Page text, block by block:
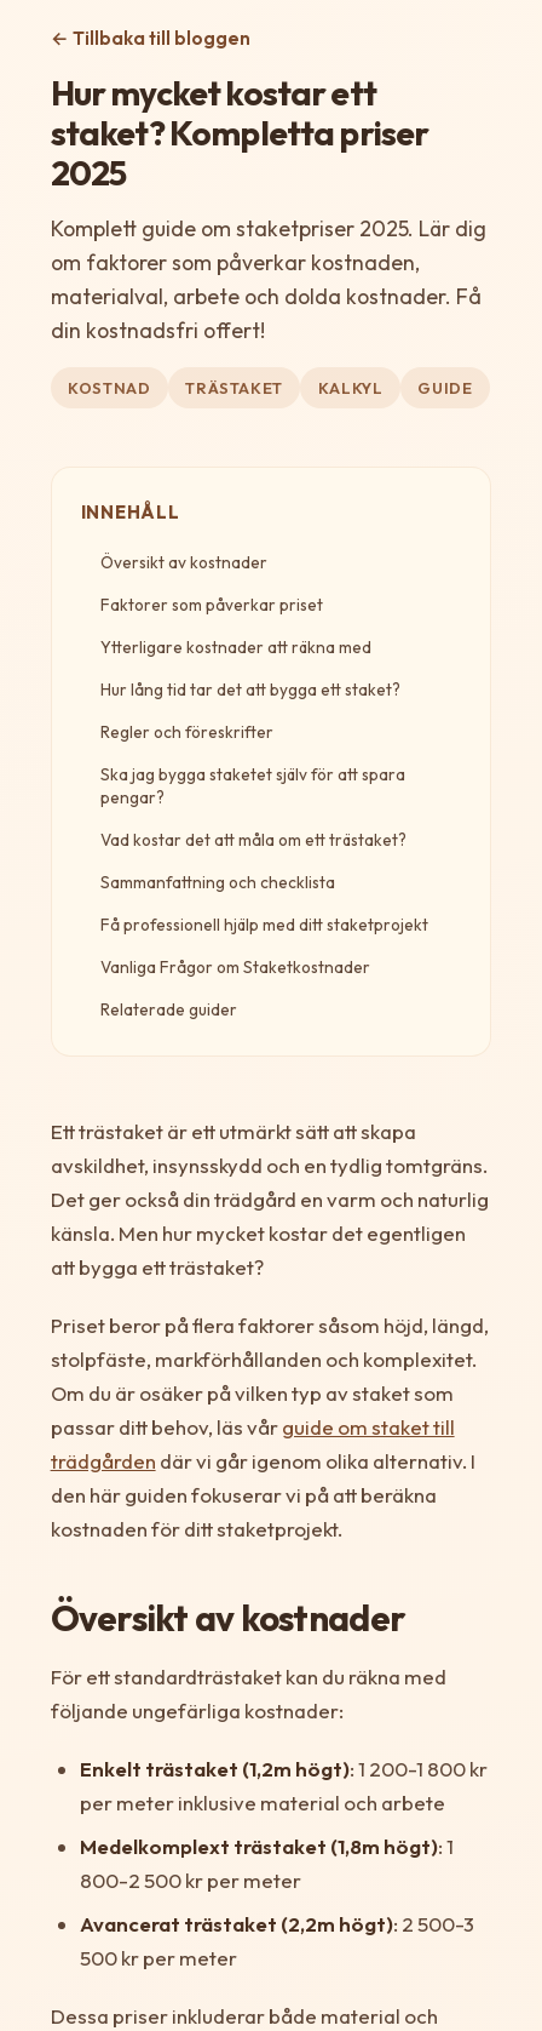
← Tillbaka till bloggen
Hur mycket kostar ett
staket? Kompletta priser
2025
Komplett guide om staketpriser 2025. Lär dig
om faktorer som påverkar kostnaden,
materialval, arbete och dolda kostnader. Få
din kostnadsfri offert!
KOSTNAD TRÄSTAKET KALKYL GUIDE
INNEHÅLL
Översikt av kostnader
Faktorer som påverkar priset
Ytterligare kostnader att räkna med
Hur lång tid tar det att bygga ett staket?
Regler och föreskrifter
Ska jag bygga staketet själv för att spara
pengar?
Vad kostar det att måla om ett trästaket?
Sammanfattning och checklista
Få professionell hjälp med ditt staketprojekt
Vanliga Frågor om Staketkostnader
Relaterade guider
Ett trästaket är ett utmärkt sätt att skapa
avskildhet, insynsskydd och en tydlig tomtgräns.
Det ger också din trädgård en varm och naturlig
känsla. Men hur mycket kostar det egentligen
att bygga ett trästaket?
Priset beror på flera faktorer såsom höjd, längd,
stolpfäste, markförhållanden och komplexitet.
Om du är osäker på vilken typ av staket som
passar ditt behov, läs vårguide om staket till
trädgården där vi går igenom olika alternativ. I
den här guiden fokuserar vi på att beräkna
kostnaden för ditt staketprojekt.
Översikt av kostnader
För ett standardträstaket kan du räkna med
följande ungefärliga kostnader:
Enkelt trästaket (1,2m högt): 1 200-1 800 kr
per meter inklusive material och arbete
Medelkomplext trästaket (1,8m högt): 1
800-2 500 kr per meter
Avancerat trästaket (2,2m högt): 2 500-3
500 kr per meter
Dessa priser inkluderar både material och